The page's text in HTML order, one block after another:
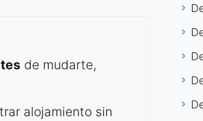
de mudarte,
alojamiento sin